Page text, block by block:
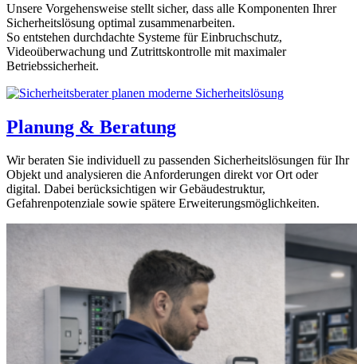
Unsere Vorgehensweise stellt sicher, dass alle Komponenten Ihrer
Sicherheitslösung optimal zusammenarbeiten.
So entstehen durchdachte Systeme für Einbruchschutz,
Videoüberwachung und Zutrittskontrolle mit maximaler
Betriebssicherheit.
Planung & Beratung
Wir beraten Sie individuell zu passenden Sicherheitslösungen für Ihr
Objekt und analysieren die Anforderungen direkt vor Ort oder
digital. Dabei berücksichtigen wir Gebäudestruktur,
Gefahrenpotenziale sowie spätere Erweiterungsmöglichkeiten.